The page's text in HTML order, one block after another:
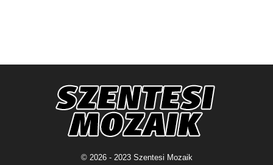
© 2026 - 2023 Szentesi Mozaik